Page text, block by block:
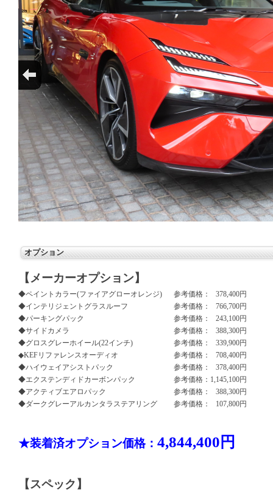
オプション
【メーカーオプション】
◆ペイントカラー(ファイアグローオレンジ) 参考価格：
378,400円
◆インテリジェントグラスルーフ
参考価格：
766,700円
◆パーキングパック
参考価格：
243,100円
◆サイドカメラ
参考価格：
388,300円
◆グロスグレーホイール(22インチ)
参考価格：
339,900円
◆KEFリファレンスオーディオ
参考価格：
708,400円
◆ハイウェイアシストパック
参考価格：
378,400円
◆エクステンディドカーボンパック
参考価格： 1,145,100円
◆アクティブエアロパック
参考価格：
388,300円
◆ダークグレーアルカンタラステアリング
参考価格： 107,800円
★装着済オプション価格： 4,844,400円
【スペック】